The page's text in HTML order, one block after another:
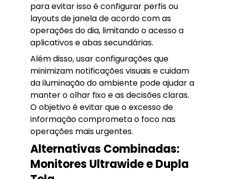
para evitar isso é configurar perfis ou
layouts de janela de acordo com as
operações do dia, limitando o acesso a
aplicativos e abas secundárias.
Além disso, usar configurações que
minimizam notificações visuais e cuidam
da iluminação do ambiente pode ajudar a
manter o olhar fixo e as decisões claras.
O objetivo é evitar que o excesso de
informação comprometa o foco nas
operações mais urgentes.
Alternativas Combinadas:
Monitores Ultrawide e Dupla